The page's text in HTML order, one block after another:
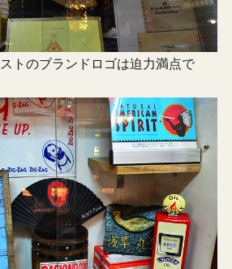
トのブランドロゴは迫力満点で